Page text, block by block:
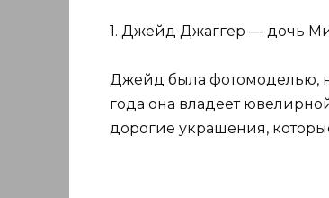
1. Джейд Джаггер — дочь
Джейд была фотомоделью,
года она владеет
дорогие украшения,